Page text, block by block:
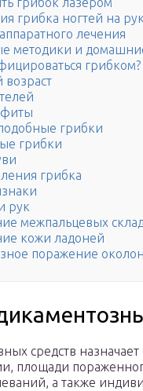
грибка ногтей на
лечения
методики и
грибком?
грибки
грибки
грибка
рук
межпальцевых
кожи ладоней
поражение
средств назначает
площади
а также